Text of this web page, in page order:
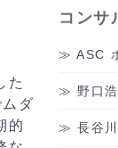
た
ダ
的
コンサ
ASC
野口
長谷